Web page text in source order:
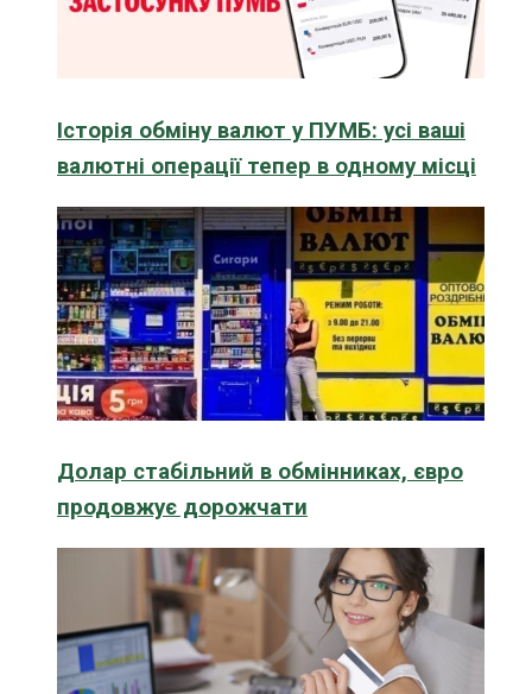
Історія обміну валют у ПУМБ: усі ваші
валютні операції тепер в одному місці
Долар стабільний в обмінниках, євро
продовжує дорожчати